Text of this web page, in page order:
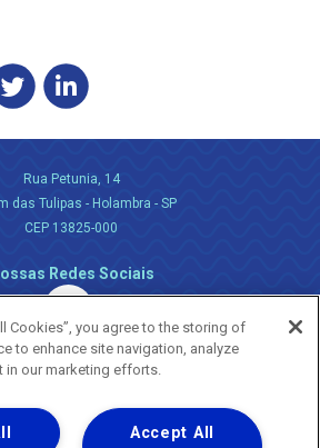
Rua Petunia, 14
das Tulipas - Holambra - SP
CEP 13825-000
Redes Sociais
empresa
Cookies”, you agree to the storing of
to enhance site navigation, analyze
in our marketing efforts.
Accept All